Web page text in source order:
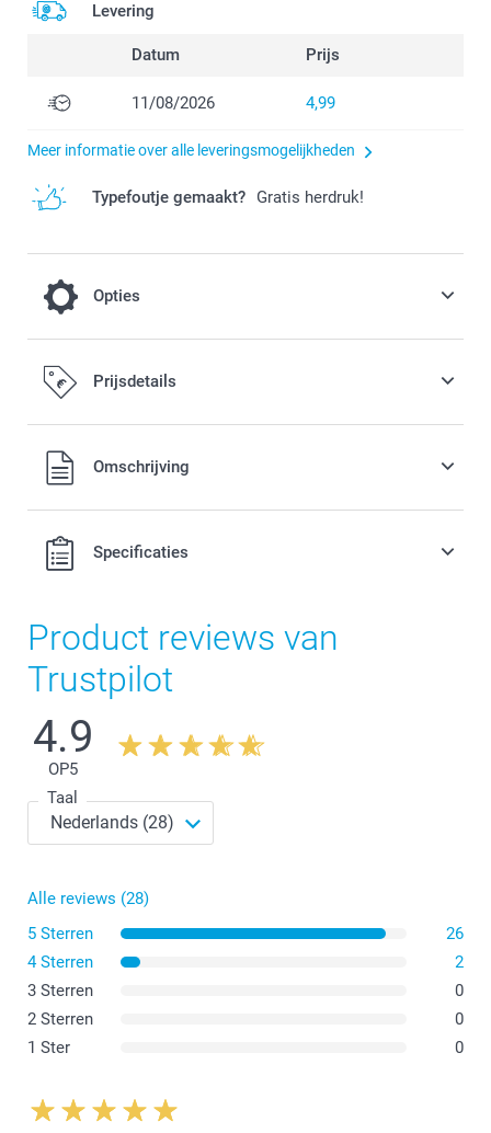
Levering
Datum Prijs
11/08/2026 4,99
Meer informatie over alle leveringsmogelijkheden
Typefoutje gemaakt? Gratis herdruk!
Opties
Vul je zakjes met lekkere snoepjes
15,99 / stuk
Deel je zakjes gevuld met heerlijke en zoete snoepjes uit.
Gesuikerde hartjes
Gekleurde beertjes
beertjes & hartjes
Prijsdetails
Alle prijzen zijn in EURO (€) inclusief BTW en exclusief
verzendkosten.Omschrijving
Specificaties
Product reviews van
Trustpilot
4.9
OP5
Taal
Alle reviews (28)
5 Sterren
26
4 Sterren
2
3 Sterren
0
2 Sterren
0
1 Ster
0